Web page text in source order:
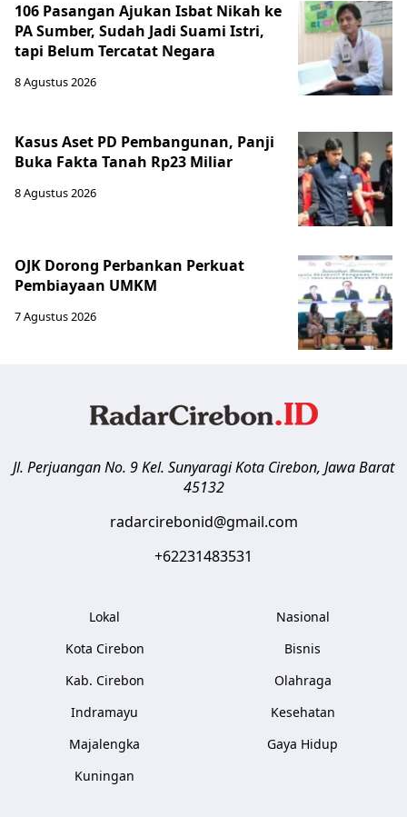
106 Pasangan Ajukan Isbat Nikah ke
PA Sumber, Sudah Jadi Suami Istri,
tapi Belum Tercatat Negara
8 Agustus 2026
Kasus Aset PD Pembangunan, Panji
Buka Fakta Tanah Rp23 Miliar
8 Agustus 2026
OJK Dorong Perbankan Perkuat
Pembiayaan UMKM
7 Agustus 2026
Jl. Perjuangan No. 9 Kel. SunyaragiKota Cirebon, Jawa Barat
45132
radarcirebonid@gmail.com
+62231483531
Lokal
Kota Cirebon
Kab. Cirebon
Indramayu
Majalengka
Kuningan
Nasional
Bisnis
Olahraga
Kesehatan
Gaya Hidup